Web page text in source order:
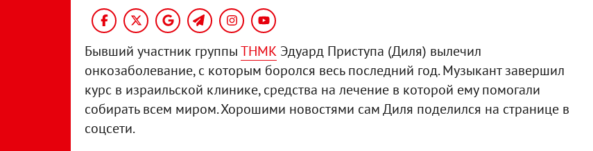
Бывший участник группыТНМК Эдуард Приступа (Диля) вылечил
онкозаболевание, с которым боролся весь последний год. Музыкант завершил
курс в израильской клинике, средства на лечение в которой ему помогали
собирать всем миром. Хорошими новостями сам Диля поделился на странице в
соцсети.